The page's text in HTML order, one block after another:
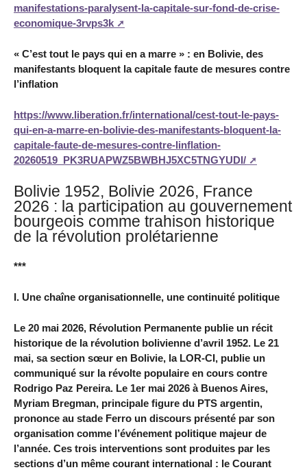
manifestations-paralysent-la-capitale-sur-fond-de-crise-
economique-3rvps3k
« C’est tout le pays qui en a marre » : en Bolivie, des
manifestants bloquent la capitale faute de mesures contre
l’inflation
https://www.liberation.fr/international/cest-tout-le-pays-
qui-en-a-marre-en-bolivie-des-manifestants-bloquent-la-
capitale-faute-de-mesures-contre-linflation-
20260519_PK3RUAPWZ5BWBHJ5XC5TNGYUDI/
Bolivie 1952, Bolivie 2026, France
2026 : la participation au gouvernement
bourgeois comme trahison historique
de la révolution prolétarienne
***
I. Une chaîne organisationnelle, une continuité politique
Le 20 mai 2026, Révolution Permanente publie un récit
historique de la révolution bolivienne d’avril 1952. Le 21
mai, sa section sœur en Bolivie, la LOR-CI, publie un
communiqué sur la révolte populaire en cours contre
Rodrigo Paz Pereira. Le 1er mai 2026 à Buenos Aires,
Myriam Bregman, principale figure du PTS argentin,
prononce au stade Ferro un discours présenté par son
organisation comme l’événement politique majeur de
l’année. Ces trois interventions sont produites par les
sections d’un même courant international : le Courant